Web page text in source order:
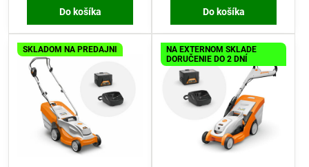
Do košíka Do košíka
SKLADOM NA PREDAJNI
NA EXTERNOM SKLADE
DORUČENIE DO 2 DNÍ